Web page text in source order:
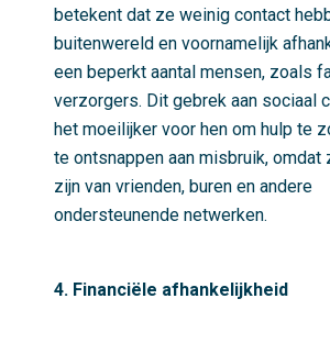
betekent dat ze weinig contact
buitenwereld en voornamelijk
een beperkt aantal mensen, zoals
verzorgers. Dit gebrek aan sociaal
het moeilijker voor hen om hulp te
te ontsnappen aan misbruik,
zijn van vrienden, buren en andere
ondersteunende netwerken.
4. Financiële afhankelijkheid